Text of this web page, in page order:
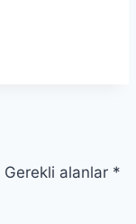
Gerekli alanlar *